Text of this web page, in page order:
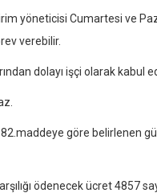
yöneticisi Cumartesi ve
verebilir.
dolayı işçi olarak kabul
82.maddeye göre belirlenen
ödenecek ücret 4857